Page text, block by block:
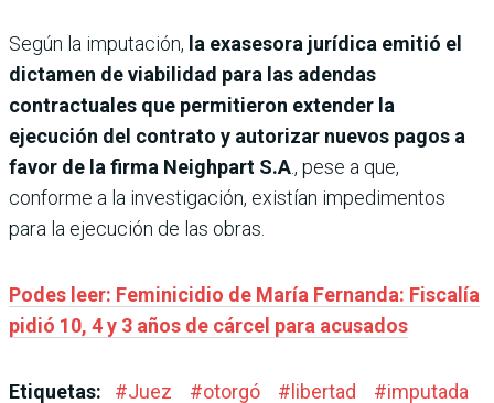
Según la imputación, la exasesora jurídica emitió el
dictamen de viabilidad para las adendas
contractuales que permitieron extender la
ejecución del contrato y autorizar nuevos pagos a
favor de la firma Neighpart S.A., pese a que,
conforme a la investigación, existían impedimentos
para la ejecución de las obras.
Podes leer: Feminicidio de María Fernanda: Fiscalía
pidió 10, 4 y 3 años de cárcel para acusados
Etiquetas: #Juez #otorgó # libertad #imputada